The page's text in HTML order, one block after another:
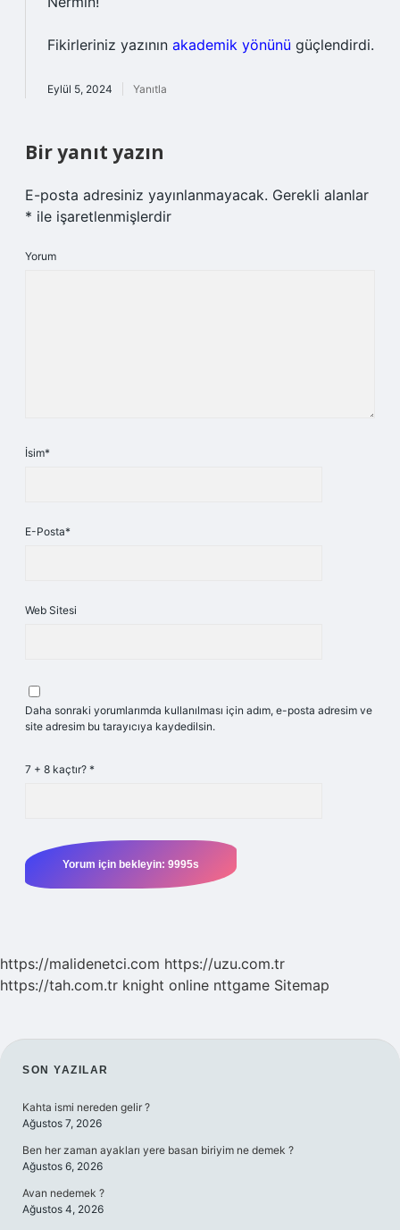
Fikirleriniz yazının akademik yönünü güçlendirdi.
Eylül 5, 2024 Yanıtla
Bir yanıt yazın
E-posta adresiniz yayınlanmayacak. Gerekli alanlar
* ile işaretlenmişlerdir
Yorum
İsim*
E-Posta*
Web Sitesi
Daha sonraki yorumlarımda kullanılması için adım, e-posta adresim ve
site adresim bu tarayıcıya kaydedilsin.
7 + 8 kaçtır? *
https://malidenetci.com https://uzu.com.tr
https://tah.com.tr knight online nttgame Sitemap
SIDEBAR
SON YAZILAR
Kahta ismi nereden gelir ?
Ağustos 7, 2026
Ben her zaman ayakları yere basan biriyim ne demek ?
Ağustos 6, 2026
Avan nedemek ?
Ağustos 4, 2026